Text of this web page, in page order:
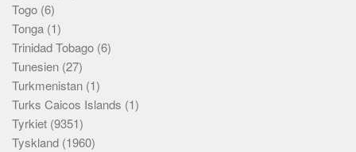
Togo (6)
Tonga (1)
Trinidad Tobago (6)
Tunesien (27)
Turkmenistan (1)
Turks Caicos Islands (1)
Tyrkiet (9351)
Tyskland (1960)